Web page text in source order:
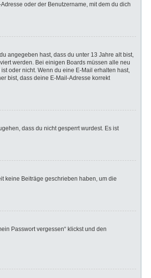
oder der Benutzername, mit dem du dich
angegeben hast, dass du unter 13 Jahre alt bist,
werden. Bei einigen Boards müssen alle neu
oder nicht. Wenn du eine E-Mail erhalten hast,
bist, dass deine E-Mail-Adresse korrekt
dass du nicht gesperrt wurdest. Es ist
keine Beiträge geschrieben haben, um die
Passwort vergessen“ klickst und den